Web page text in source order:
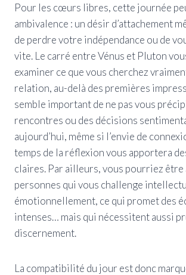
Pour les cœurs libres, cette journée
ambivalence : un désir d’attachement
de perdre votre indépendance ou de
vite. Le carré entre Vénus et Pluton
examiner ce que vous cherchez
relation, au-delà des premières
semble important de ne pas vous
rencontres ou des décisions
aujourd’hui, même si l’envie de
temps de la réflexion vous apportera
claires. Par ailleurs, vous pourriez être
personnes qui vous challenge
émotionnellement, ce qui promet des
intenses… mais qui nécessitent aussi
discernement.
La compatibilité du jour est donc